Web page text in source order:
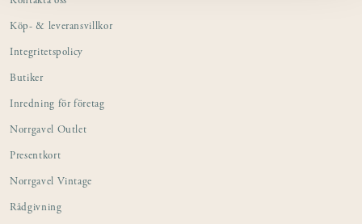
Köp- & leveransvillkor
Integritetspolicy
Butiker
Inredning för företag
Norrgavel Outlet
Presentkort
Norrgavel Vintage
Rådgivning